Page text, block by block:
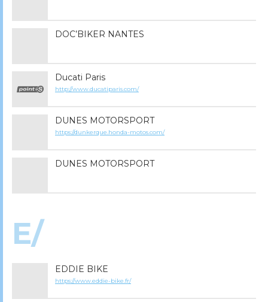
DOC’BIKER NANTES
Ducati Paris
http://www.ducatiparis.com/
DUNES MOTORSPORT
https://dunkerque.honda-motos.com/
DUNES MOTORSPORT
E/
EDDIE BIKE
https://www.eddie-bike.fr/